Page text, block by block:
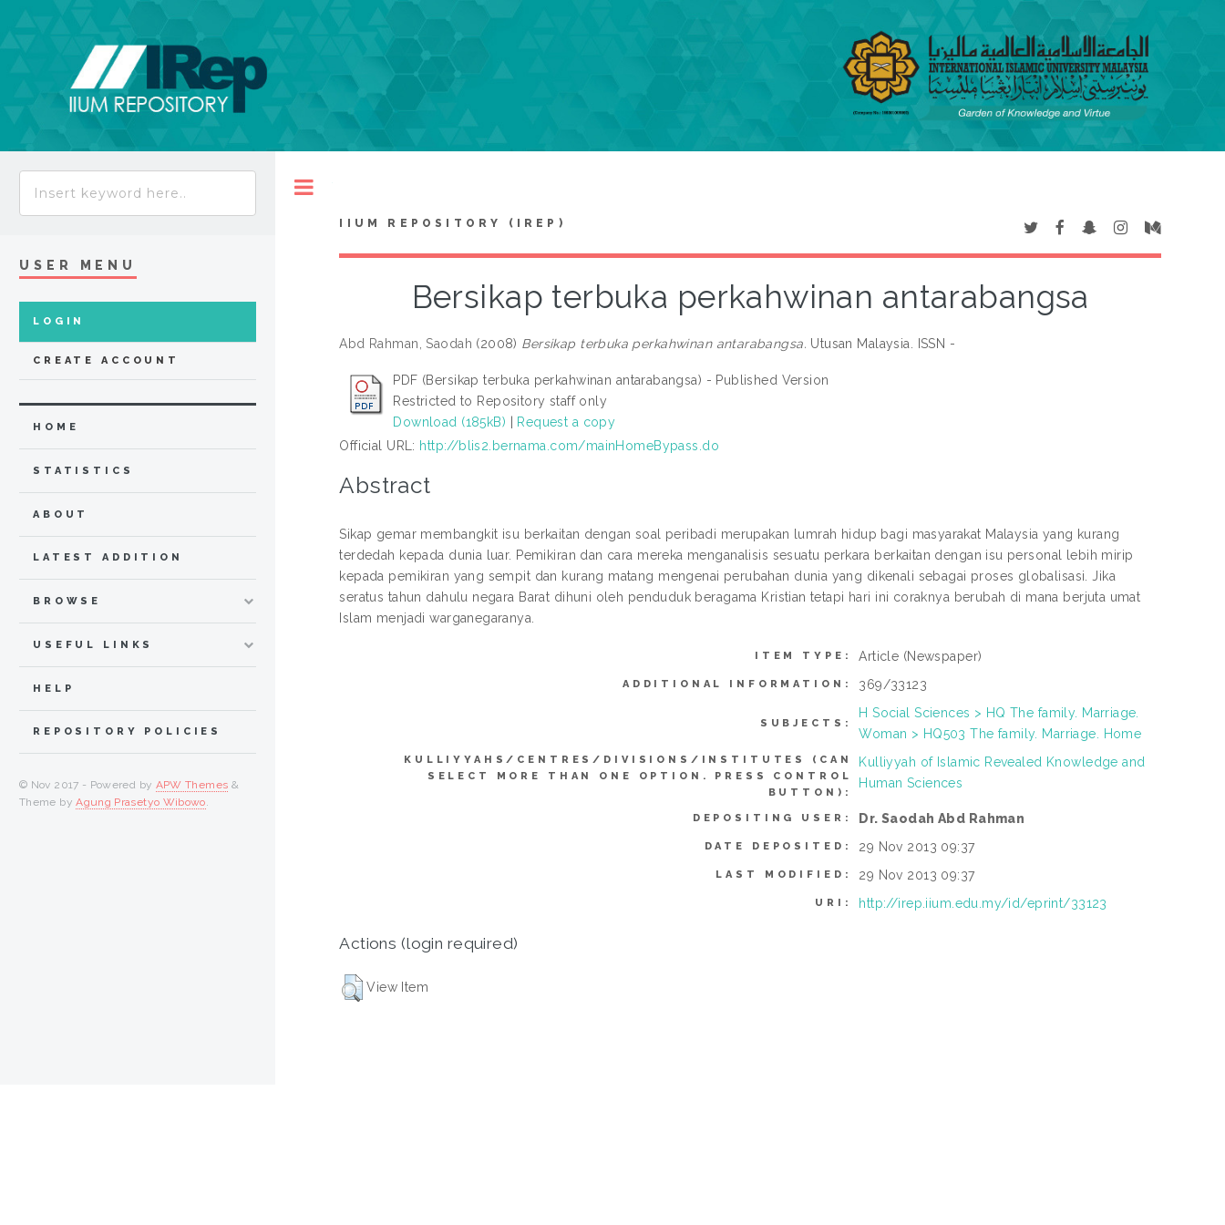
IIUM REPOSITORY (IREP)
Bersikap terbuka perkahwinan antarabangsa
Abd Rahman, Saodah (2008) Bersikap terbuka perkahwinan antarabangsa. Utusan Malaysia. ISSN -
PDF (Bersikap terbuka perkahwinan antarabangsa) - Published Version
Restricted to Repository staff only
Download (185kB)
Request a copy
Official URL: http://blis2.bernama.com/mainHomeBypass.do
Abstract
Sikap gemar membangkit isu berkaitan dengan soal peribadi merupakan lumrah hidup bagi masyarakat Malaysia yang kurang
terdedah kepada dunia luar. Pemikiran dan cara mereka menganalisis sesuatu perkara berkaitan dengan isu personal lebih mirip
kepada pemikiran yang sempit dan kurang matang mengenai perubahan dunia yang dikenali sebagai proses globalisasi. Jika
seratus tahun dahulu negara Barat dihuni oleh penduduk beragama Kristian tetapi hari ini coraknya berubah di mana berjuta umat
Islam menjadi warganegaranya.
ITEM TYPE: Article (Newspaper)
ADDITIONAL INFORMATION: 369/33123
SUBJECTS:
H Social Sciences > HQ The family. Marriage.
Woman > HQ503 The family. Marriage. Home
KULLIYYAHS/CENTRES/DIVISIONS/INSTITUTES (CAN
SELECT MORE THAN ONE OPTION. PRESS CONTROL
BUTTON):
Kulliyyah of Islamic Revealed Knowledge and
Human Sciences
DEPOSITING USER: Dr. Saodah Abd Rahman
DATE DEPOSITED: 29 Nov 2013 09:37
LAST MODIFIED: 29 Nov 2013 09:37
URI: http://irep.iium.edu.my/id/eprint/33123
Actions (login required)
View Item
USER MENU
LOGIN
CREATE ACCOUNT
HOME
STATISTICS
ABOUT
LATEST ADDITION
BROWSE
USEFUL LINKS
HELP
REPOSITORY POLICIES
© Nov 2017 - Powered by APW Themes &
Theme byAgung Prasetyo Wibowo.